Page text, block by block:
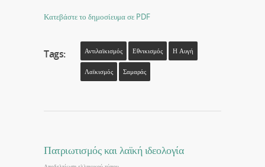
Κατεβάστε το δημοσίευμα σε PDF
Tags: Αντιλαϊκισμός Εθνικισμός Η Αυγή
Λαϊκισμός Σαμαράς
Πατριωτισμός και λαϊκή ιδεολογία